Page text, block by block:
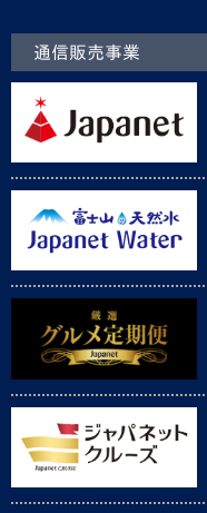
通信販売事業